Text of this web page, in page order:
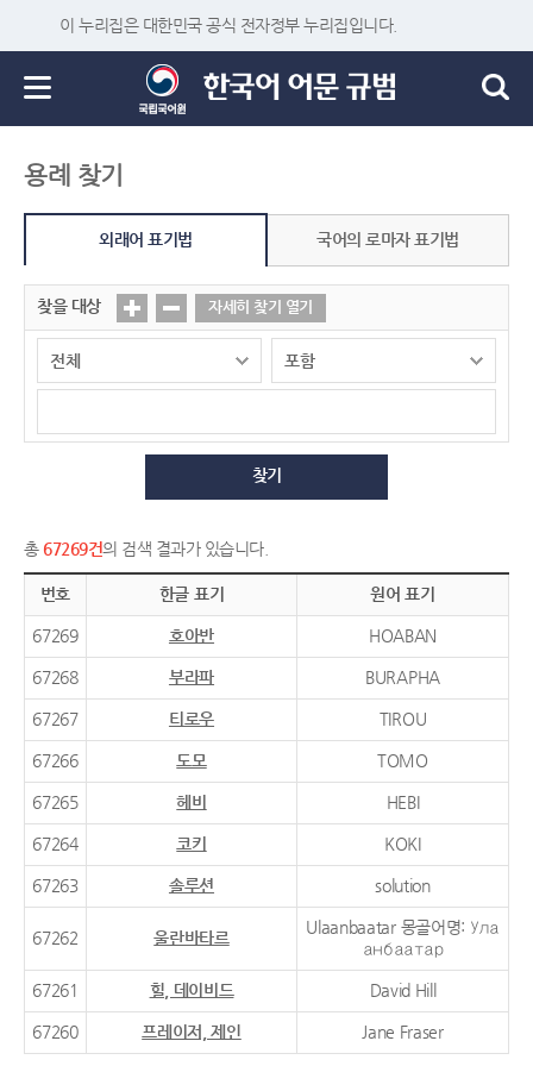
이 누리집은 대한민국 공식 전자정부 누리집입니다.
용례 찾기
외래어 표기법 국어의 로마자 표기법
찾을 대상 자세히 찾기 열기
찾기
총 67269건의 검색 결과가 있습니다.
번호 한글 표기 원어 표기
67269 호아반 HOABAN
67268 부라파 BURAPHA
67267 티로우 TIROU
67266 도모 TOMO
67265 헤비 HEBI
67264 코키 KOKI
67263 솔루션 solution
67262 울란바타르
Ulaanbaatar 몽골어명: Ула
анбаатар
67261 힐, 데이비드 David Hill
67260 프레이저, 제인 Jane Fraser